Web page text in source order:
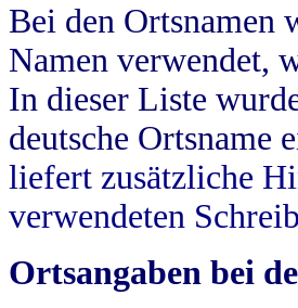
Bei den Ortsnamen
Namen verwendet,
In dieser Liste
deutsche Ortsname
liefert zusätzliche
verwendeten
Ortsangaben bei